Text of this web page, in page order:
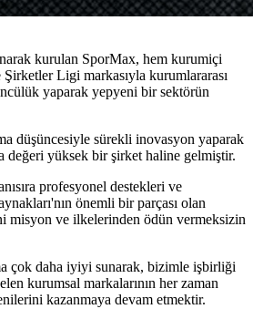
kurulan SporMax, hem kurumiçi
Ligi markasıyla kurumlararası
yaparak yepyeni bir sektörün
düşüncesiyle sürekli inovasyon yaparak
değeri yüksek bir şirket haline gelmiştir.
profesyonel destekleri ve
önemli bir parçası olan
misyon ve ilkelerinden ödün vermeksizin
çok daha iyiyi sunarak, bizimle işbirliği
kurumsal markalarının her zaman
kazanmaya devam etmektir.